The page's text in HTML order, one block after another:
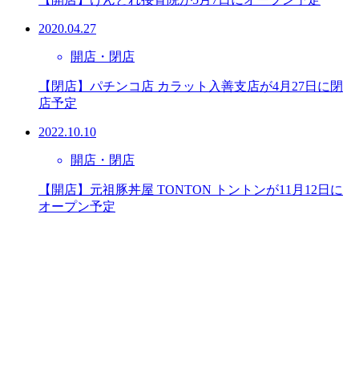
2020.04.27
開店・閉店
【閉店】パチンコ店 カラット入善支店が4月27日に閉
店予定
2022.10.10
開店・閉店
【開店】元祖豚丼屋 TONTON トントンが11月12日に
オープン予定